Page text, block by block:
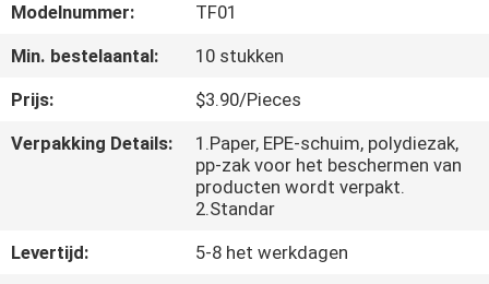
NEEM
CONTACT
MET
ONS
NIEUWS
Modelnummer:
TF01
Min. bestelaantal:
10 stukken
Prijs:
$3.90/Pieces
Verpakking Details:
1.Paper, EPE-schuim, polydiezak,
pp-zak voor het beschermen van
producten wordt verpakt.
2.Standar
Levertijd:
5-8 het werkdagen